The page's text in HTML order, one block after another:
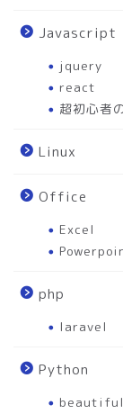
Javascript
jquery
react
超初心者
Linux
Office
Excel
php
laravel
Python